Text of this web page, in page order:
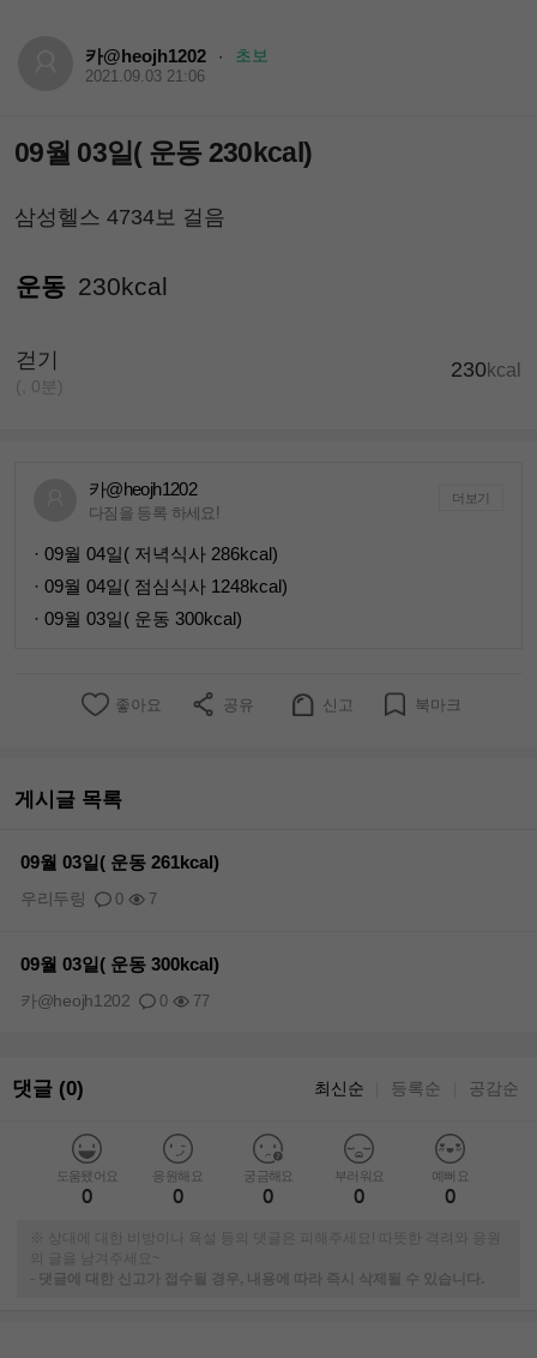
카@heojh1202 · 초보
2021.09.03 21:06
09월 03일( 운동 230kcal)
삼성헬스 4734보 걸음
운동 230kcal
걷기
(, 0분)
230kcal
카@heojh1202
다짐을 등록 하세요!
더보기
· 09월 04일( 저녁식사 286kcal)
· 09월 04일( 점심식사 1248kcal)
· 09월 03일( 운동 300kcal)
좋아요 공유 신고 북마크
게시글 목록
09월 03일( 운동 261kcal)
0 7
우리두링
09월 03일( 운동 300kcal)
0 77
카@heojh1202
댓글 (0) 최신순 등록순 공감순
도움됐어요
0
응원해요
0
궁금해요
0
부러워요
0
예뻐요
0
※ 상대에 대한 비방이나 욕설 등의 댓글은 피해주세요! 따뜻한 격려와 응원
의 글을 남겨주세요~
-
댓글에 대한 신고가 접수될 경우, 내용에 따라 즉시 삭제될 수 있습니다.